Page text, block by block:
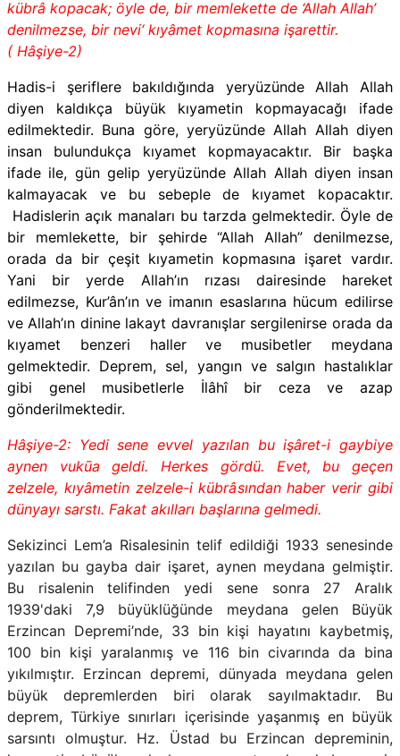
kübrâ kopacak; öyle de, bir memlekette de ‘Allah Allah’
denilmezse, bir nevi‘ kıyâmet kopmasına işarettir.
( Hâşiye-2)
Hadis-i şeriflere bakıldığında yeryüzünde Allah Allah
diyen kaldıkça büyük kıyametin kopmayacağı ifade
edilmektedir. Buna göre, yeryüzünde Allah Allah diyen
insan bulundukça kıyamet kopmayacaktır. Bir başka
ifade ile, gün gelip yeryüzünde Allah Allah diyen insan
kalmayacak ve bu sebeple de kıyamet kopacaktır.
Hadislerin açık manaları bu tarzda gelmektedir. Öyle de
bir memlekette, bir şehirde “Allah Allah” denilmezse,
orada da bir çeşit kıyametin kopmasına işaret vardır.
Yani bir yerde Allah’ın rızası dairesinde hareket
edilmezse, Kur’ân’ın ve imanın esaslarına hücum edilirse
ve Allah’ın dinine lakayt davranışlar sergilenirse orada da
kıyamet benzeri haller ve musibetler meydana
gelmektedir. Deprem, sel, yangın ve salgın hastalıklar
gibi genel musibetlerle İlâhî bir ceza ve azap
gönderilmektedir.
Hâşiye-2: Yedi sene evvel yazılan bu işâret-i gaybiye
aynen vukūa geldi. Herkes gördü. Evet, bu geçen
zelzele, kıyâmetin zelzele-i kübrâsından haber verir gibi
dünyayı sarstı. Fakat akılları başlarına gelmedi.
Sekizinci Lem’a Risalesinin telif edildiği 1933 senesinde
yazılan bu gayba dair işaret, aynen meydana gelmiştir.
Bu risalenin telifinden yedi sene sonra 27 Aralık
1939'daki 7,9 büyüklüğünde meydana gelen Büyük
Erzincan Depremi’nde, 33 bin kişi hayatını kaybetmiş,
100 bin kişi yaralanmış ve 116 bin civarında da bina
yıkılmıştır. Erzincan depremi, dünyada meydana gelen
büyük depremlerden biri olarak sayılmaktadır. Bu
deprem, Türkiye sınırları içerisinde yaşanmış en büyük
sarsıntı olmuştur. Hz. Üstad bu Erzincan depreminin,